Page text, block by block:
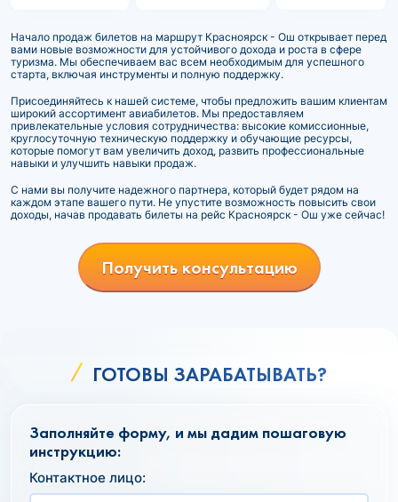
Начало продаж билетов на маршрут Красноярск - Ош открывает перед
вами новые возможности для устойчивого дохода и роста в сфере
туризма. Мы обеспечиваем вас всем необходимым для успешного
старта, включая инструменты и полную поддержку.
Присоединяйтесь к нашей системе, чтобы предложить вашим клиентам
широкий ассортимент авиабилетов. Мы предоставляем
привлекательные условия сотрудничества: высокие комиссионные,
круглосуточную техническую поддержку и обучающие ресурсы,
которые помогут вам увеличить доход, развить профессиональные
навыки и улучшить навыки продаж.
С нами вы получите надежного партнера, который будет рядом на
каждом этапе вашего пути. Не упустите возможность повысить свои
доходы, начав продавать билеты на рейс Красноярск - Ош уже сейчас!
Получить консультацию
ГОТОВЫ ЗАРАБАТЫВАТЬ?
Заполняйте форму, и мы дадим пошаговую
инструкцию:
Контактное лицо: